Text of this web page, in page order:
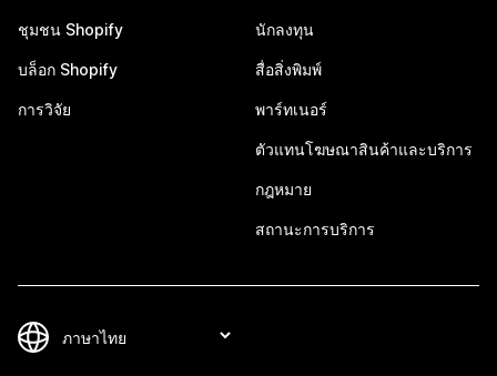
ชุมชน Shopify
บล็อก Shopify
การวิจัย
นักลงทุน
สื่อสิ่งพิมพ์
พาร์ทเนอร์
ตัวแทนโฆษณาสินค้าและบริการ
กฎหมาย
สถานะการบริการ